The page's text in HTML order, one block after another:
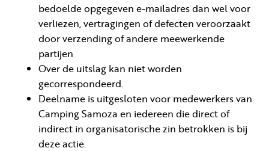
bedoelde opgegeven e-mailadres dan wel voor
verliezen, vertragingen of defecten veroorzaakt
door verzending of andere meewerkende
partijen
Over de uitslag kan niet worden
gecorrespondeerd.
Deelname is uitgesloten voor medewerkers van
Camping Samoza en iedereen die direct of
indirect in organisatorische zin betrokken is bij
deze actie.